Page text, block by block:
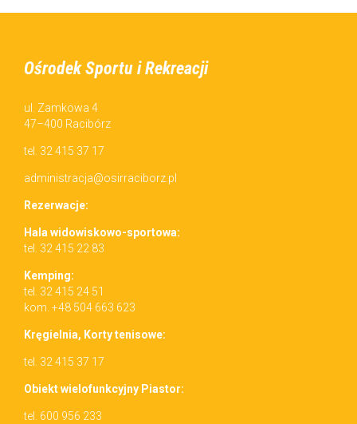
Ośrodek Sportu i Rekreacji
ul. Zamkowa 4
47–400 Racibórz
tel. 32 415 37 17
administracja@osirraciborz.pl
Rez­erwac­je:
Hala wid­owiskowo-sportowa:
tel. 32 415 22 83
Kemp­ing:
tel. 32 415 24 51
kom. +48 504 663 623
Kręgiel­nia, Korty tenisowe:
tel. 32 415 37 17
Obiekt wielo­funkcyjny Piastor:
tel. 600 956 233